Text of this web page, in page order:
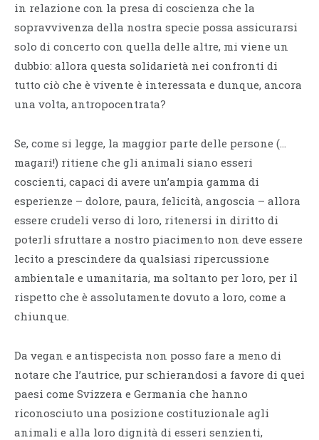
in relazione con la presa di coscienza che la
sopravvivenza della nostra specie possa assicurarsi
solo di concerto con quella delle altre, mi viene un
dubbio: allora questa solidarietà nei confronti di
tutto ciò che è vivente è interessata e dunque, ancora
una volta, antropocentrata?
Se, come si legge, la maggior parte delle persone (…
magari!) ritiene che gli animali siano esseri
coscienti, capaci di avere un’ampia gamma di
esperienze – dolore, paura, felicità, angoscia – allora
essere crudeli verso di loro, ritenersi in diritto di
poterli sfruttare a nostro piacimento non deve essere
lecito a prescindere da qualsiasi ripercussione
ambientale e umanitaria, ma soltanto per loro, per il
rispetto che è assolutamente dovuto a loro, come a
chiunque.
Da vegan e antispecista non posso fare a meno di
notare che l’autrice, pur schierandosi a favore di quei
paesi come Svizzera e Germania che hanno
riconosciuto una posizione costituzionale agli
animali e alla loro dignità di esseri senzienti,